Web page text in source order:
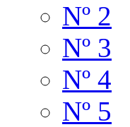
Nº 2
Nº 3
Nº 4
Nº 5